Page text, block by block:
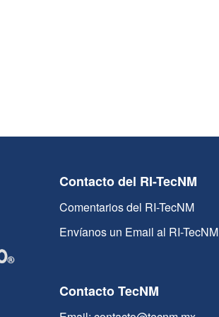
Contacto del RI-TecNM
Comentarios del RI-TecNM
Envíanos un Email al RI-TecNM
Contacto TecNM